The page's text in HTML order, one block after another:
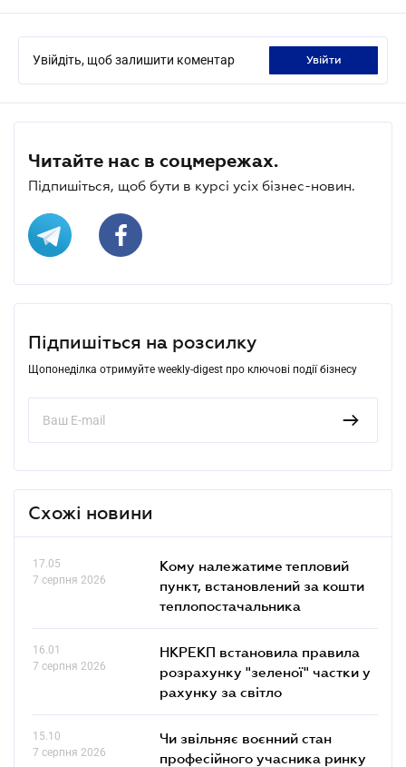
Увійдіть, щоб залишити коментар увійти
Читайте нас в соцмережах.
Підпишіться, щоб бути в курсі усіх бізнес-новин.
Підпишіться на розсилку
Щопонеділка отримуйте weekly-digest про ключові події бізнесу
Схожі новини
17.05
7 серпня 2026
Кому належатиме тепловий
пункт, встановлений за кошти
теплопостачальника
16.01
7 серпня 2026
НКРЕКП встановила правила
розрахунку "зеленої" частки у
рахунку за світло
15.10
7 серпня 2026
Чи звільняє воєнний стан
професійного учасника ринку